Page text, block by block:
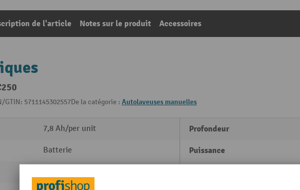
de l'article Notes sur le produit Accessoires
5711145302557De la catégorie : Autolaveuses manuelles
7,8 Ah/per unit
Batterie
Profondeur
Puissance